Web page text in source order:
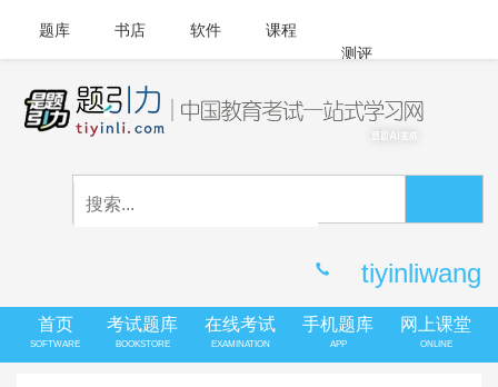
题库 书店 软件
课程
测评
APP下载
tiyinliwang
首页
SOFTWARE
考试题库
BOOKSTORE
在线考试
EXAMINATION
手机题库
APP
网上课堂
ONLINE